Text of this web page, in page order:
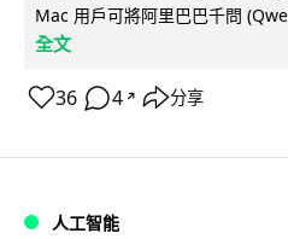
Mac 用戶可將阿里巴巴千問
全文
36 4 ↗ 分享
人工智能